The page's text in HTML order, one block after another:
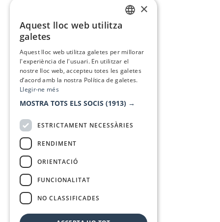
×
Aquest lloc web utilitza
galetes
Aquest lloc web utilitza galetes per millorar
l'experiència de l'usuari. En utilitzar el
nostre lloc web, accepteu totes les galetes
d’acord amb la nostra Política de galetes.
Llegir-ne més
MOSTRA TOTS ELS SOCIS (1913) →
ESTRICTAMENT NECESSÀRIES
RENDIMENT
ORIENTACIÓ
FUNCIONALITAT
NO CLASSIFICADES